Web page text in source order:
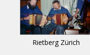
Rietberg Zürich